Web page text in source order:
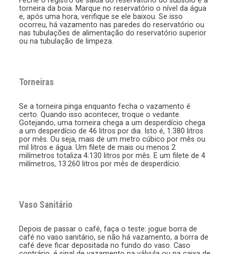
torneira da boia. Marque no reservatório o nível da água
e, após uma hora, verifique se ele baixou. Se isso
ocorreu, há vazamento nas paredes do reservatório ou
nas tubulações de alimentação do reservatório superior
ou na tubulação de limpeza.
Torneiras
Se a torneira pinga enquanto fecha o vazamento é
certo. Quando isso acontecer, troque o vedante.
Gotejando, uma torneira chega a um desperdício chega
a um desperdício de 46 litros por dia. Isto é, 1.380 litros
por mês. Ou seja, mais de um metro cúbico por mês ou
mil litros e água. Um filete de mais ou menos 2
milímetros totaliza 4.130 litros por mês. E um filete de 4
milímetros, 13.260 litros por mês de desperdício.
Vaso Sanitário
Depois de passar o café, faça o teste: jogue borra de
café no vaso sanitário, se não há vazamento, a borra de
café deve ficar depositada no fundo do vaso. Caso